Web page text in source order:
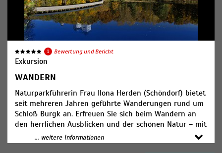
1 Bewertung und Bericht
Exkursion
WANDERN
Naturparkführerin Frau Ilona Herden (Schöndorf) bietet
seit mehreren Jahren geführte Wanderungen rund um
Schloß Burgk an. Erfreuen Sie sich beim Wandern an
den herrlichen Ausblicken und der schönen Natur – mit
allen Sinnen. Dabei wechselt das Erleben je nach
Jahreszeit.
... weitere Informationen